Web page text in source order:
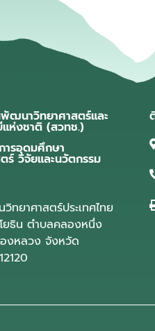
ฒนาวิทยาศาสตร์และ
แห่งชาติ (สวทช.)
ารอุดมศึกษา
ร์ วิจัยและนวัตกรรม
วิทยาศาสตร์ประเทศไทย
ยธิน ตำบลคลองหนึ่ง
งหลวง จังหวัด